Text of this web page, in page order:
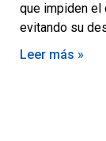
que impiden
evitando su
Leer más »